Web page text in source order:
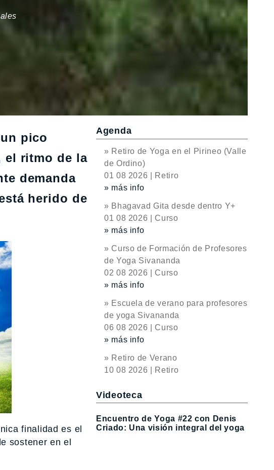
pico
el ritmo de la
demanda
herido de
finalidad es el
sostener en el
Agenda
» Retiro de Yoga en el Pirineo (Valle
de Ordino)
01 08 2026 | Retiro
» más info
» Bhagavad Gita desde dentro Y+
01 08 2026 | Curso
» más info
» Curso de Formación de Profesores
de Yoga Sivananda
02 08 2026 | Curso
» más info
» Escuela de verano para profesores
de yoga Sivananda
06 08 2026 | Curso
» más info
» Retiro de Verano
10 08 2026 | Retiro
Videoteca
Encuentro de Yoga #22 con Denis
Criado: Una visión integral del yoga